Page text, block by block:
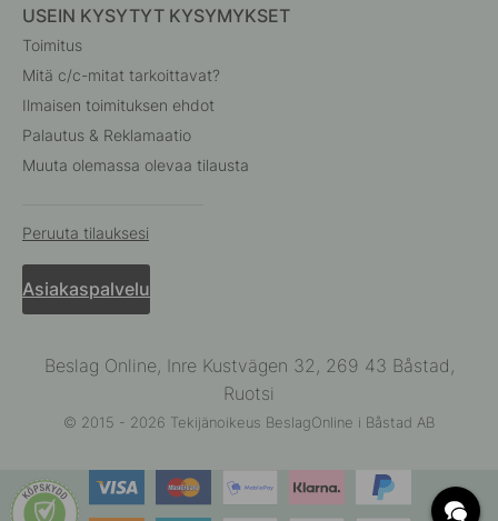
USEIN KYSYTYT KYSYMYKSET
Toimitus
Mitä c/c-mitat tarkoittavat?
Ilmaisen toimituksen ehdot
Palautus & Reklamaatio
Muuta olemassa olevaa tilausta
Peruuta tilauksesi
Asiakaspalvelu
Beslag Online, Inre Kustvägen 32, 269 43 Båstad,
Ruotsi
© 2015 - 2026 Tekijänoikeus BeslagOnline i Båstad AB